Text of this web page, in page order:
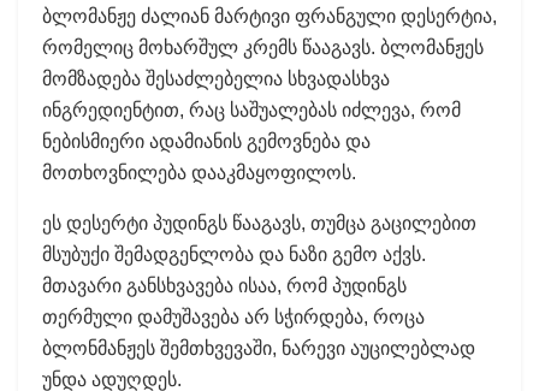
ბლომანჟე ძალიან მარტივი ფრანგული დესერტია,
რომელიც მოხარშულ კრემს წააგავს. ბლომანჟეს
მომზადება შესაძლებელია სხვადასხვა
ინგრედიენტით, რაც საშუალებას იძლევა, რომ
ნებისმიერი ადამიანის გემოვნება და
მოთხოვნილება დააკმაყოფილოს.
ეს დესერტი პუდინგს წააგავს, თუმცა გაცილებით
მსუბუქი შემადგენლობა და ნაზი გემო აქვს.
მთავარი განსხვავება ისაა, რომ პუდინგს
თერმული დამუშავება არ სჭირდება, როცა
ბლონმანჟეს შემთხვევაში, ნარევი აუცილებლად
უნდა ადუღდეს.